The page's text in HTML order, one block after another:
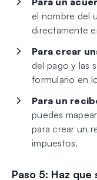
el nombre del
directamente
Para crear
del pago y las
formulario en
Para un
puedes
para crear un
impuestos.
Paso 5: Haz que